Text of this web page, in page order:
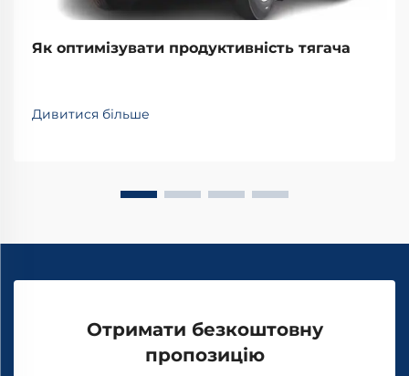
Як оптимізувати продуктивність тягача
Дивитися більше
Отримати безкоштовну
пропозицію